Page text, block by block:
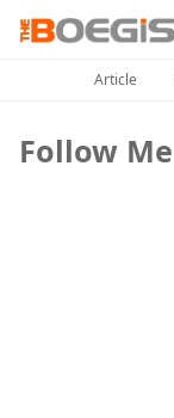
Article
Follow Me